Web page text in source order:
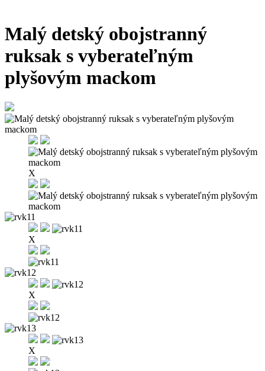
Malý detský obojstranný
ruksak s vyberateľným
plyšovým mackom
X
X
X
X